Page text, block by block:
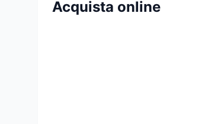
Acquista online